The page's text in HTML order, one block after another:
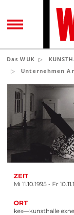
Das WUK
Unternehmen
ZEIT
Mi 11.10.1995 - Fr
ORT
kex—kunsthalle